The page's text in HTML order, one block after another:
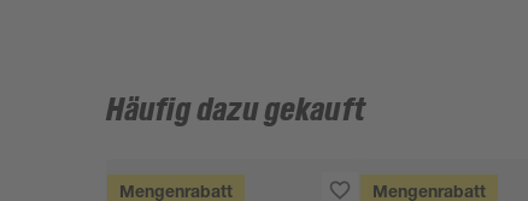
Häufig dazu gekauft
Mengenrabatt Mengenrabatt